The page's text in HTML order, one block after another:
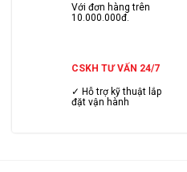
Với đơn hàng trên
10.000.000đ.
CSKH TƯ VẤN 24/7
✓ Hỗ trợ kỹ thuật lắp
đặt vận hành